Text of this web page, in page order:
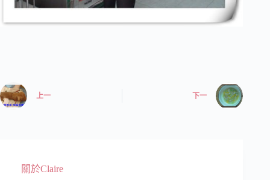
上一 下一
關於Claire